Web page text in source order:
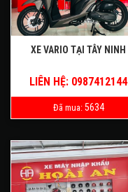
XE VARIO TẠI TÂY NINH
LIÊN HỆ: 0987412144
Đã mua: 5634